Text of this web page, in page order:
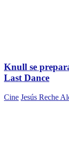
Knull se
Last Dance
Cine Jesús Reche